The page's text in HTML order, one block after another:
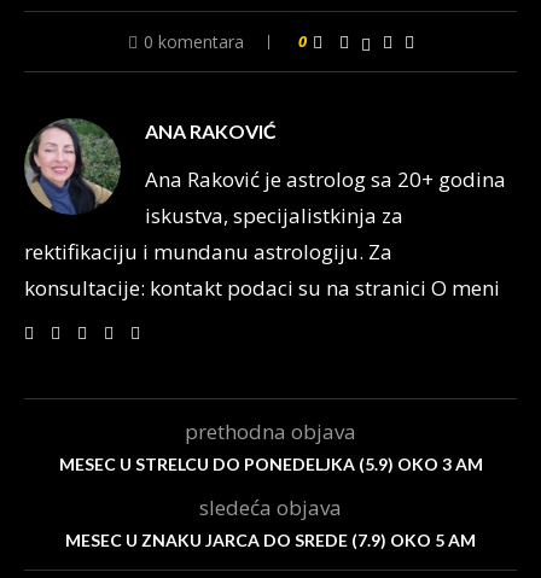
0 komentara 0
ANA RAKOVIĆ
Ana Raković je astrolog sa 20+ godina
iskustva, specijalistkinja za
rektifikaciju i mundanu astrologiju. Za
konsultacije: kontakt podaci su na stranici O meni
prethodna objava
MESEC U STRELCU DO PONEDELJKA (5.9) OKO 3 AM
sledeća objava
MESEC U ZNAKU JARCA DO SREDE (7.9) OKO 5 AM